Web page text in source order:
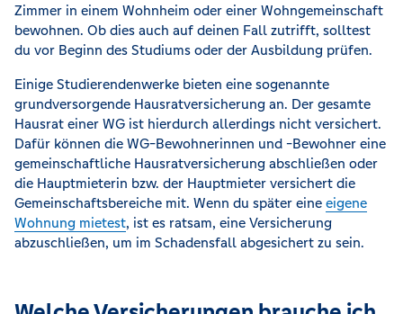
Zimmer in einem Wohnheim oder einer Wohngemeinschaft
bewohnen. Ob dies auch auf deinen Fall zutrifft, solltest
du vor Beginn des Studiums oder der Ausbildung prüfen.
Einige Studierendenwerke bieten eine sogenannte
grundversorgende Hausratversicherung an. Der gesamte
Hausrat einer WG ist hierdurch allerdings nicht versichert.
Dafür können die WG-Bewohnerinnen und -Bewohner eine
gemeinschaftliche Hausratversicherung abschließen oder
die Hauptmieterin bzw. der Hauptmieter versichert die
Gemeinschaftsbereiche mit. Wenn du später eine eigene
Wohnung mietest, ist es ratsam, eine Versicherung
abzuschließen, um im Schadensfall abgesichert zu sein.